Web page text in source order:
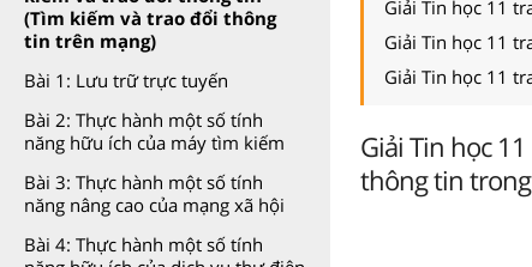
(Tìm kiếm và trao đổi thông
tin trên mạng)
Bài 1: Lưu trữ trực tuyến
Bài 2: Thực hành một số tính
năng hữu ích của máy tìm kiếm
Bài 3: Thực hành một số tính
năng nâng cao của mạng xã hội
Bài 4: Thực hành một số tính
Giải Tin học 11
Giải Tin học 11
Giải Tin học 11
Giải Tin học
thông tin trong